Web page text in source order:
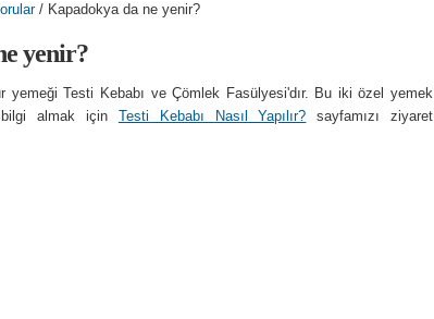
/ Kapadokya da ne yenir?
yenir?
yemeği Testi Kebabı ve Çömlek Fasülyesi'dır. Bu iki özel yemek
bilgi almak için Testi Kebabı Nasıl Yapılır? sayfamızı ziyaret